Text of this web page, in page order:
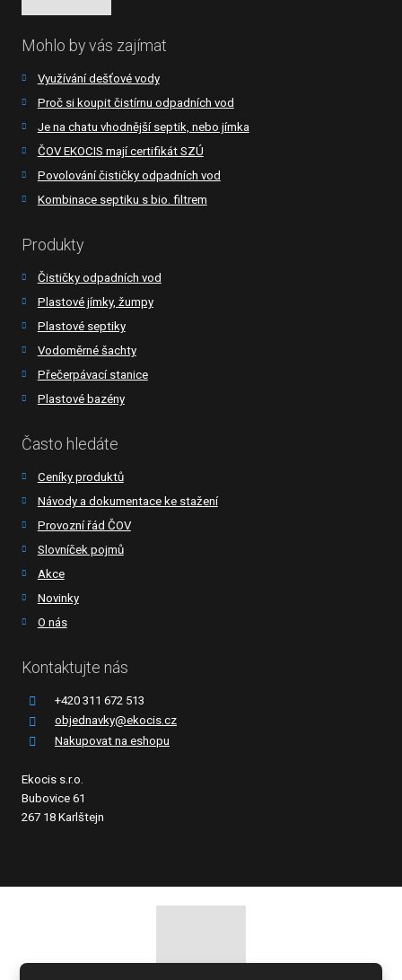
Mohlo by vás zajímat
Využívání dešťové vody
Proč si koupit čistírnu odpadních vod
Je na chatu vhodnější septik, nebo jímka
ČOV EKOCIS mají certifikát SZÚ
Povolování čističky odpadních vod
Kombinace septiku s bio. filtrem
Produkty
Čističky odpadních vod
Plastové jímky, žumpy
Plastové septiky
Vodoměrné šachty
Přečerpávací stanice
Plastové bazény
Často hledáte
Ceníky produktů
Návody a dokumentace ke stažení
Provozní řád ČOV
Slovníček pojmů
Akce
Novinky
O nás
Kontaktujte nás
+420 311 672 513
objednavky@ekocis.cz
Nakupovat na eshopu
Ekocis s.r.o.
Bubovice 61
267 18 Karlštejn